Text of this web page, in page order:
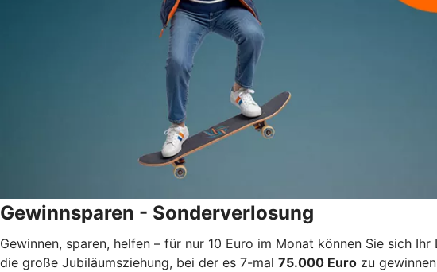
Gewinnsparen - Sonderverlosung
Gewinnen, sparen, helfen – für nur 10 Euro im Monat können Sie sich
die große Jubiläumsziehung, bei der es 7-mal 75.000 Euro zu